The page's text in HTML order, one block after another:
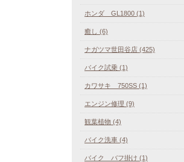
ホンダ GL1800 (1)
癒し (6)
ナガツマ世田谷店 (425)
バイク試乗 (1)
カワサキ 750SS (1)
エンジン修理 (9)
観葉植物 (4)
バイク洗車 (4)
バイク バフ掛け (1)